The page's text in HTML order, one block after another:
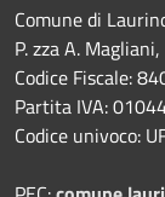
Comune di
P. zza A.
Codice Fiscale:
Partita IVA:
Codice univoco: